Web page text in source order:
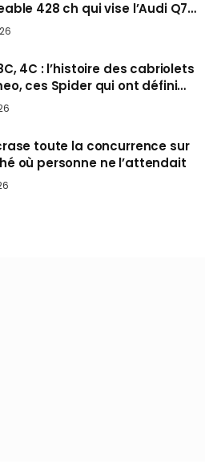
428 ch qui vise l’Audi Q7
cet automne
4C : l’histoire des cabriolets
ces Spider qui ont défini
cheveux au vent
toute la concurrence sur
où personne ne l’attendait